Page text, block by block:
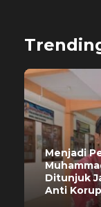
Menjadi
Ditunjuk
Anti